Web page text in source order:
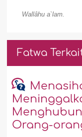
Wallâhu a`lam.
Fatwa
Orang-